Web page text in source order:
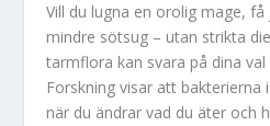
Vill du lugna en orolig mage,
mindre sötsug – utan strikta
tarmflora kan svara på dina
Forskning visar att
när du ändrar vad du äter och